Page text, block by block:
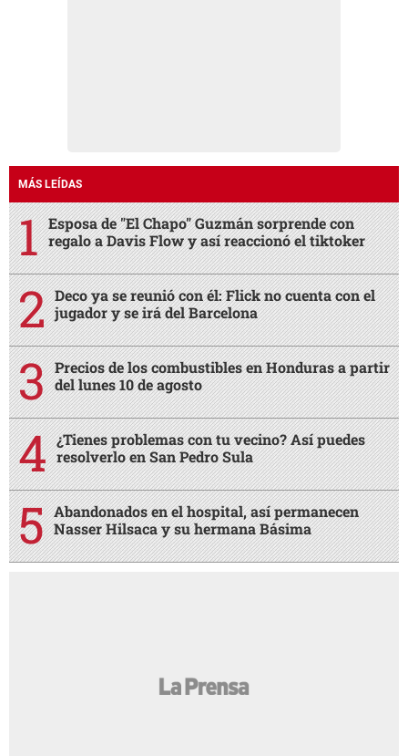
MÁS LEÍDAS
Esposa de "El Chapo" Guzmán sorprende con
regalo a Davis Flow y así reaccionó el tiktoker
Deco ya se reunió con él: Flick no cuenta con el
jugador y se irá del Barcelona
Precios de los combustibles en Honduras a partir
del lunes 10 de agosto
¿Tienes problemas con tu vecino? Así puedes
resolverlo en San Pedro Sula
Abandonados en el hospital, así permanecen
Nasser Hilsaca y su hermana Básima